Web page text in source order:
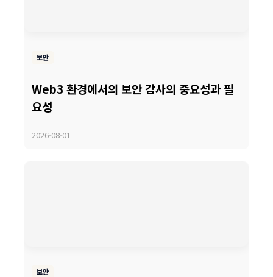
보안
Web3 환경에서의 보안 감사의 중요성과 필
요성
2026-08-01
보안